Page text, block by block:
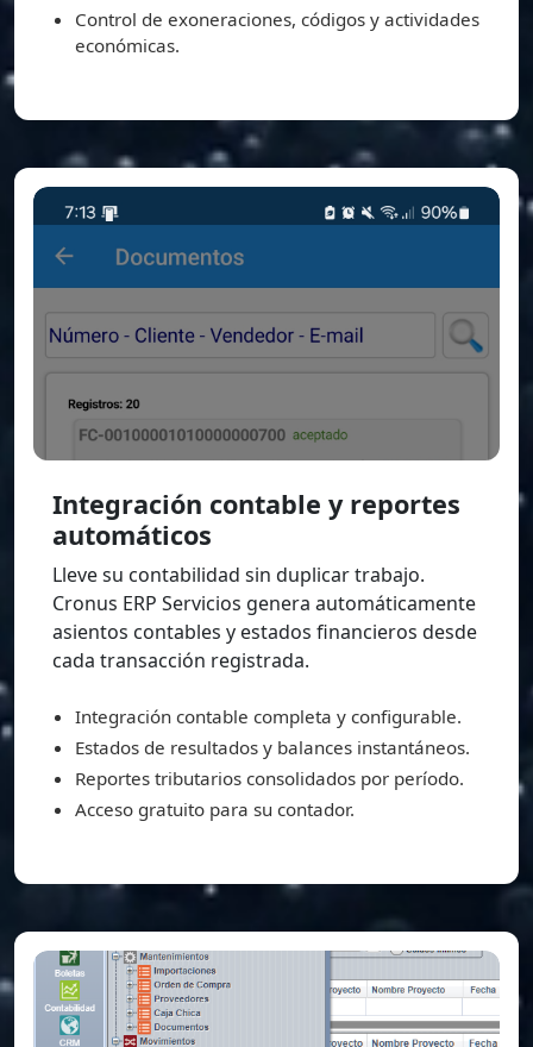
Control de exoneraciones, códigos y actividades
económicas.
Integración contable y reportes
automáticos
Lleve su contabilidad sin duplicar trabajo.
Cronus ERP Servicios genera automáticamente
asientos contables y estados financieros desde
cada transacción registrada.
Integración contable completa y configurable.
Estados de resultados y balances instantáneos.
Reportes tributarios consolidados por período.
Acceso gratuito para su contador.